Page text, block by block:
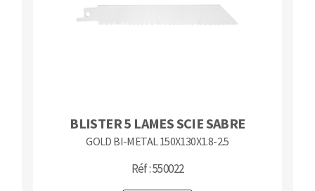
BLISTER 5 LAMES SCIE SABRE
GOLD BI-METAL 150X130X1.8-2.5
Réf : 550022